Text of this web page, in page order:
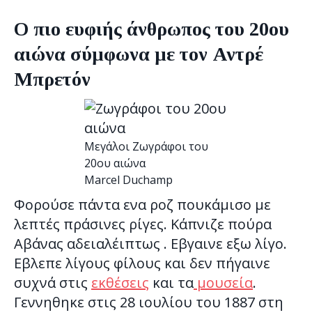
Ο πιο ευφιής άνθρωπος του 20ου
αιώνα σύμφωνα με τον Αντρέ
Μπρετόν
Μεγάλοι Ζωγράφοι του
20ου αιώνα
Marcel Duchamp
Φορούσε πάντα ενα ροζ πουκάμισο με
λεπτές πράσινες ρίγες. Κάπνιζε πούρα
Αβάνας αδειαλέιπτως . Εβγαινε εξω λίγο.
Εβλεπε λίγους φίλους και δεν πήγαινε
συχνά στις εκθέσεις και ταμουσεία.
Γεννηθηκε στις 28 ιουλίου του 1887 στη